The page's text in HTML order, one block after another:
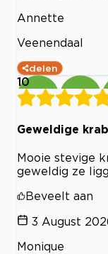
Annette
Veenendaal
delen
10
Geweldige
Mooie stevige
geweldig ze
Beveelt aan
3 August
Monique